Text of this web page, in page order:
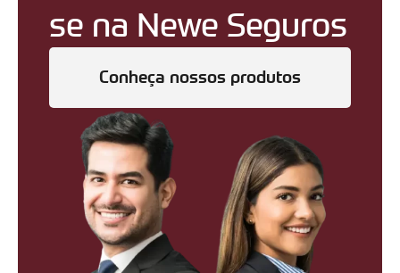
se na Newe Seguros
Conheça nossos produtos